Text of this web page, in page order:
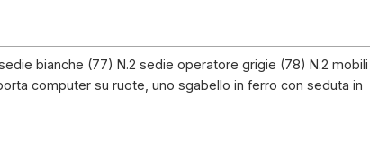
bianche (77) N.2 sedie operatore grigie (78) N.2 mobili
computer su ruote, uno sgabello in ferro con seduta in